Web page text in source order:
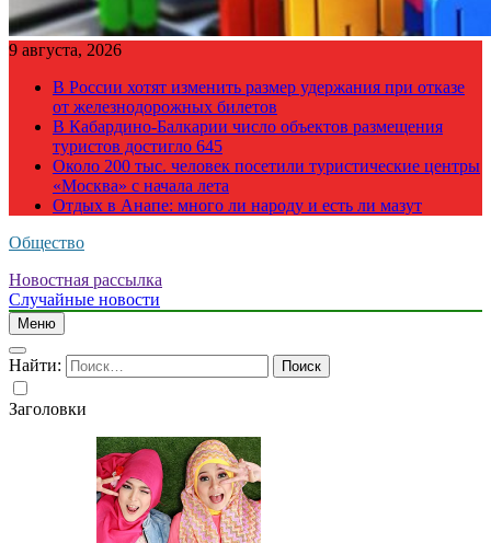
9 августа, 2026
В России хотят изменить размер удержания при отказе
от железнодорожных билетов
В Кабардино-Балкарии число объектов размещения
туристов достигло 645
Около 200 тыс. человек посетили туристические центры
«Москва» с начала лета
Отдых в Анапе: много ли народу и есть ли мазут
Общество
Новостная рассылка
Случайные новости
Меню
Найти:
Заголовки